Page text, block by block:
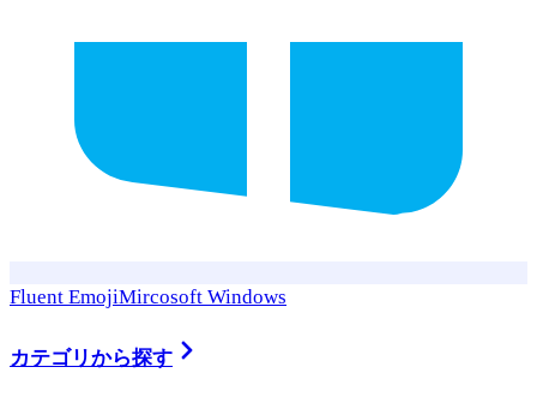
Fluent EmojiMircosoft Windows
カテゴリから探す